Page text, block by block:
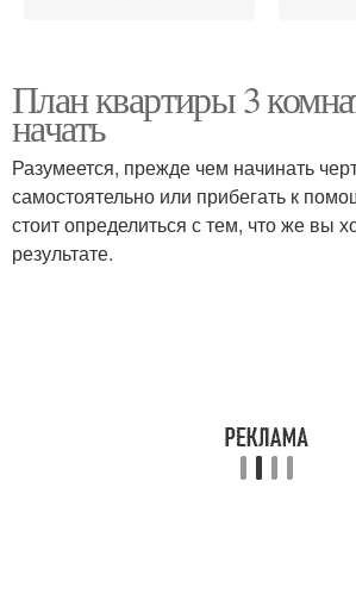
2-комнатные квартиры
Квартира для семьи
План квартиры 3
начать
Разумеется, прежде чем начинать
самостоятельно или прибегать к
стоит определиться с тем, что же вы
результате.